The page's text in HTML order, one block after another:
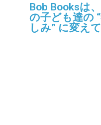
Bob Booksは
の子ども達の
しみ” に変え